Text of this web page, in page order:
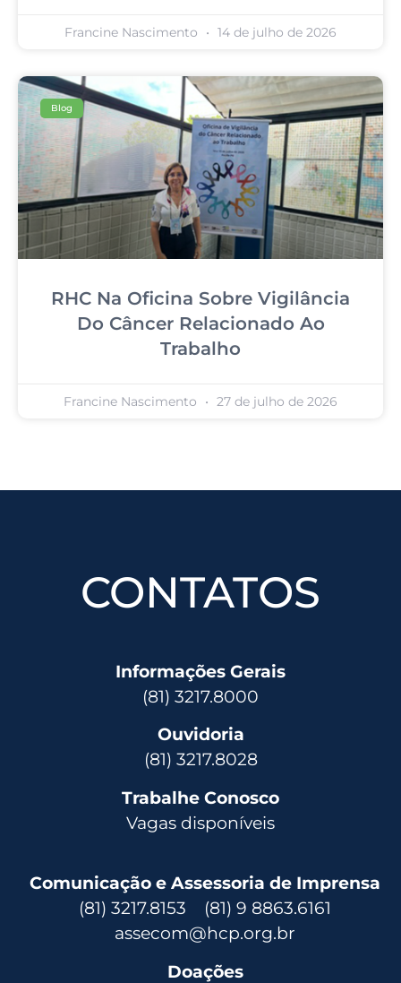
Francine Nascimento 14 de julho de 2026
Blog
RHC Na Oficina Sobre Vigilância
Do Câncer Relacionado Ao
Trabalho
Francine Nascimento 27 de julho de 2026
CONTATOS
Informações Gerais
(81) 3217.8000
Ouvidoria
(81) 3217.8028
Trabalhe Conosco
Vagas disponíveis
Comunicação e Assessoria de Imprensa
(81) 3217.8153 (81) 9 8863.6161
assecom@hcp.org.br
Doações